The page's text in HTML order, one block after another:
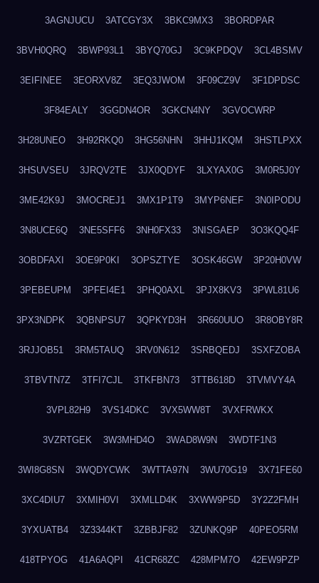
3AGNJUCU 3ATCGY3X 3BKC9MX3 3BORDPAR
3BVH0QRQ 3BWP93L1 3BYQ70GJ 3C9KPDQV 3CL4BSMV
3EIFINEE 3EORXV8Z 3EQ3JWOM 3F09CZ9V 3F1DPDSC
3F84EALY 3GGDN4OR 3GKCN4NY 3GVOCWRP
3H28UNEO 3H92RKQ0 3HG56NHN 3HHJ1KQM 3HSTLPXX
3HSUVSEU 3JRQV2TE 3JX0QDYF 3LXYAX0G 3M0R5J0Y
3ME42K9J 3MOCREJ1 3MX1P1T9 3MYP6NEF 3N0IPODU
3N8UCE6Q 3NE5SFF6 3NH0FX33 3NISGAEP 3O3KQQ4F
3OBDFAXI 3OE9P0KI 3OPSZTYE 3OSK46GW 3P20H0VW
3PEBEUPM 3PFEI4E1 3PHQ0AXL 3PJX8KV3 3PWL81U6
3PX3NDPK 3QBNPSU7 3QPKYD3H 3R660UUO 3R8OBY8R
3RJJOB51 3RM5TAUQ 3RV0N612 3SRBQEDJ 3SXFZOBA
3TBVTN7Z 3TFI7CJL 3TKFBN73 3TTB618D 3TVMVY4A
3VPL82H9 3VS14DKC 3VX5WW8T 3VXFRWKX
3VZRTGEK 3W3MHD4O 3WAD8W9N 3WDTF1N3
3WI8G8SN 3WQDYCWK 3WTTA97N 3WU70G19 3X71FE60
3XC4DIU7 3XMIH0VI 3XMLLD4K 3XWW9P5D 3Y2Z2FMH
3YXUATB4 3Z3344KT 3ZBBJF82 3ZUNKQ9P 40PEO5RM
418TPYOG 41A6AQPI 41CR68ZC 428MPM7O 42EW9PZP